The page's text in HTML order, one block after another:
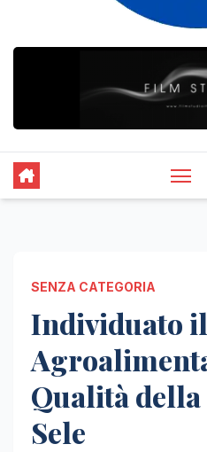
SENZA CATEGORIA
Individuato
Qualità della
Sele